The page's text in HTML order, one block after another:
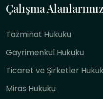
Çalışma Alanlarımız
Tazminat Hukuku
Gayrimenkul Hukuku
Ticaret ve Şirketler
Miras Hukuku